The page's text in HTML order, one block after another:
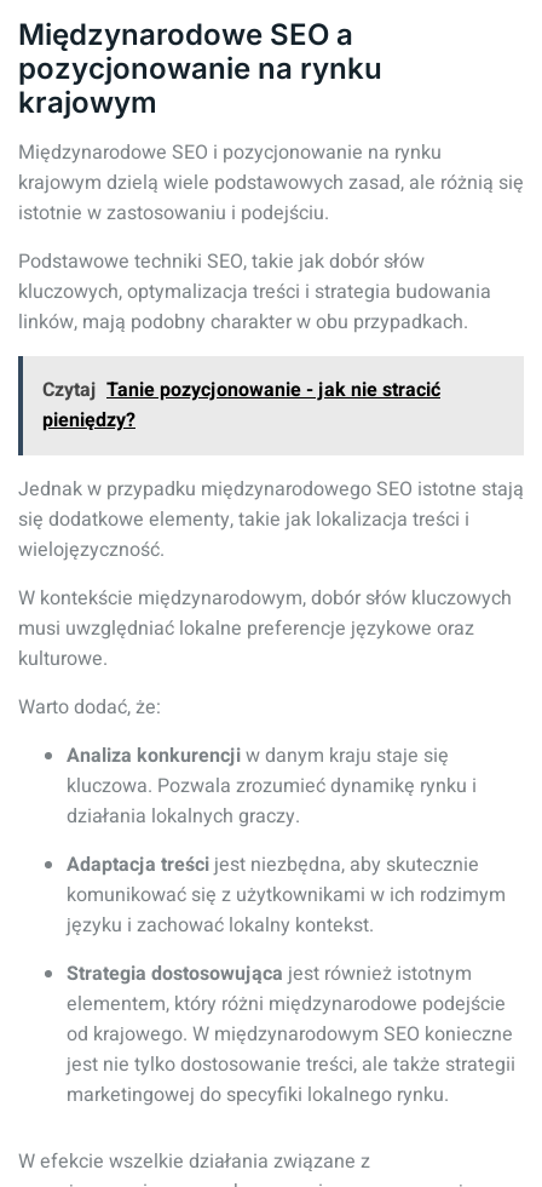
Międzynarodowe SEO a
pozycjonowanie na rynku
krajowym
Międzynarodowe SEO i pozycjonowanie na rynku
krajowym dzielą wiele podstawowych zasad, ale różnią się
istotnie w zastosowaniu i podejściu.
Podstawowe techniki SEO, takie jak dobór słów
kluczowych, optymalizacja treści i strategia budowania
linków, mają podobny charakter w obu przypadkach.
Czytaj Tanie pozycjonowanie - jak nie stracić
pieniędzy?
Jednak w przypadku międzynarodowego SEO istotne stają
się dodatkowe elementy, takie jak lokalizacja treści i
wielojęzyczność.
W kontekście międzynarodowym, dobór słów kluczowych
musi uwzględniać lokalne preferencje językowe oraz
kulturowe.
Warto dodać, że:
Analiza konkurencjiw danym kraju staje się
kluczowa. Pozwala zrozumieć dynamikę rynku i
działania lokalnych graczy.
Adaptacja treści jest niezbędna, aby skutecznie
komunikować się z użytkownikami w ich rodzimym
języku i zachować lokalny kontekst.
Strategia dostosowująca jest również istotnym
elementem, który różni międzynarodowe podejście
od krajowego. W międzynarodowym SEO konieczne
jest nie tylko dostosowanie treści, ale także strategii
marketingowej do specyfiki lokalnego rynku.
W efekcie wszelkie działania związane z